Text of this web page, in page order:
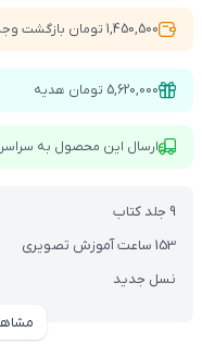
9 جلد کتاب
153 ساعت آموزش تصویری
نسل جدید
1,450,500 تومان بازگشت وجه
5,620,000 تومان هدیه
ارسال این محصول به سراسر